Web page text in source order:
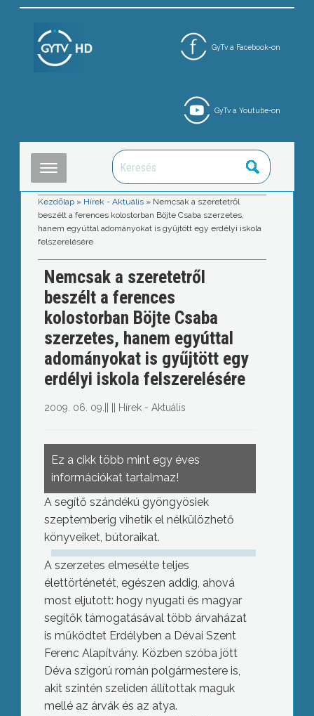
GyTv a Facebook-on
GyTv a Youtube-on
Kezdőlap » Hírek - Aktuális » Nemcsak a szeretetről
beszélt a ferences kolostorban Böjte Csaba szerzetes,
hanem egyúttal adományokat is gyűjtött egy erdélyi iskola
felszerelésére
Nemcsak a szeretetről
beszélt a ferences
kolostorban Böjte Csaba
szerzetes, hanem egyúttal
adományokat is gyűjtött egy
erdélyi iskola felszerelésére
2009. 06. 09. Hírek - Aktuális
Ez a cikk több mint egy éves
információkat tartalmaz!
A segítő szándékú gyöngyösiek
szeptemberig vihetik el nélkülözhető
könyveiket, bútoraikat.
A szerzetes elmesélte teljes
élettörténetét, egészen addig, ahová
most eljutott: hogy nyugati és magyar
segítők támogatásával több árvaházat
is működtet Erdélyben a Dévai Szent
Ferenc Alapítvány. Közben szóba jött
Déva szigorú román polgármestere is,
akit szintén szelíden állítottak maguk
mellé az árvák és az atya.